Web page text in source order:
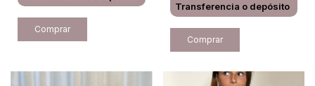
Transferencia o depósito